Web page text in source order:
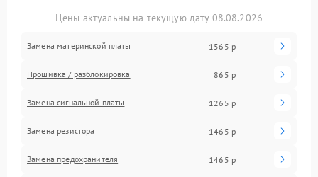
Цены актуальны на текущую дату 08.08.2026
Замена материнской платы 1565 р
Прошивка / разблокировка 865 р
Замена сигнальной платы 1265 р
Замена резистора 1465 р
Замена предохранителя 1465 р